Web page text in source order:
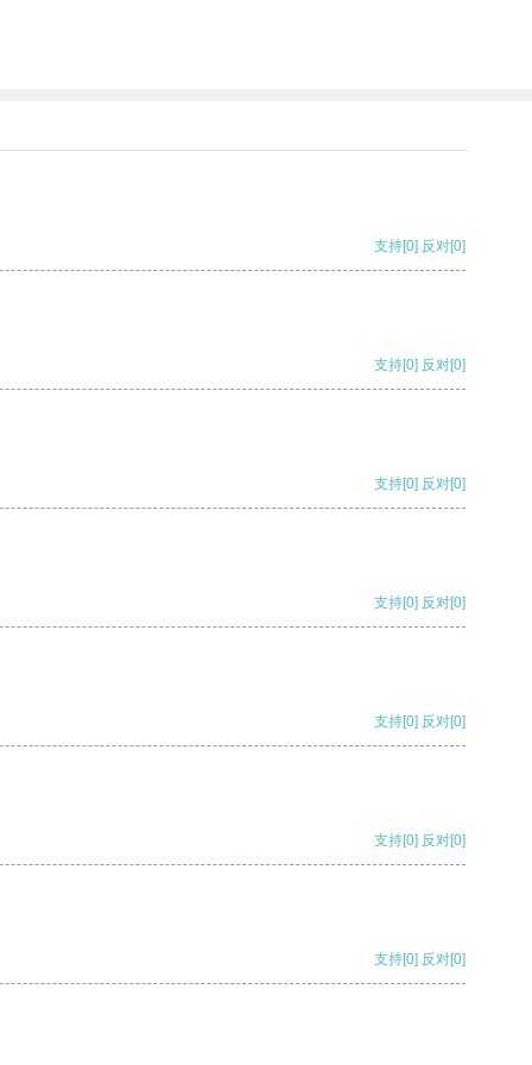
支持[0] 反对[0]
支持[0] 反对[0]
支持[0] 反对[0]
支持[0] 反对[0]
支持[0] 反对[0]
支持[0] 反对[0]
支持[0] 反对[0]